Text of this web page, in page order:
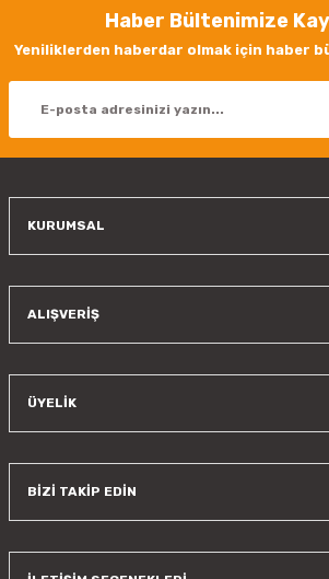
Ürün resmi kalitesiz, bozuk veya
Ürün bilgilerinde hatalar bulunuyor.
Haber Bültenimize
Yeniliklerden haberdar olmak için haber
KURUMSAL
ALIŞVERİŞ
ÜYELİK
BİZİ TAKİP EDİN